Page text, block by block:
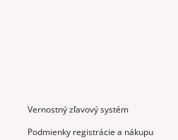
Vernostný zľavový systém
Podmienky registrácie a nákupu